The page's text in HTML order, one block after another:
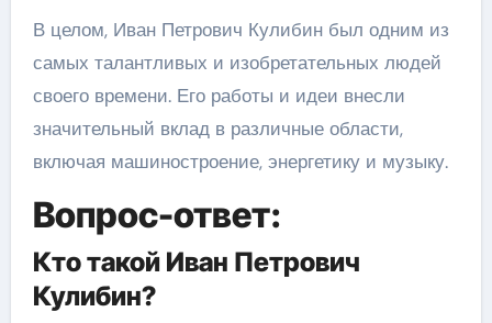
В целом, Иван Петрович Кулибин был одним из
самых талантливых и изобретательных людей
своего времени. Его работы и идеи внесли
значительный вклад в различные области,
включая машиностроение, энергетику и музыку.
Вопрос-ответ:
Кто такой Иван Петрович
Кулибин?